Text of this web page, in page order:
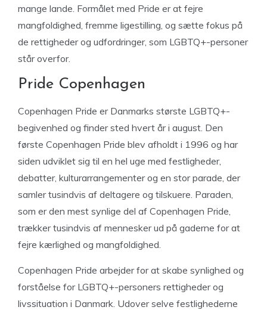
mange lande. Formålet med Pride er at fejre
mangfoldighed, fremme ligestilling, og sætte fokus på
de rettigheder og udfordringer, som LGBTQ+-personer
står overfor.
Pride Copenhagen
Copenhagen Pride er Danmarks største LGBTQ+-
begivenhed og finder sted hvert år i august. Den
første Copenhagen Pride blev afholdt i 1996 og har
siden udviklet sig til en hel uge med festligheder,
debatter, kulturarrangementer og en stor parade, der
samler tusindvis af deltagere og tilskuere. Paraden,
som er den mest synlige del af Copenhagen Pride,
trækker tusindvis af mennesker ud på gaderne for at
fejre kærlighed og mangfoldighed.
Copenhagen Pride arbejder for at skabe synlighed og
forståelse for LGBTQ+-personers rettigheder og
livssituation i Danmark. Udover selve festlighederne